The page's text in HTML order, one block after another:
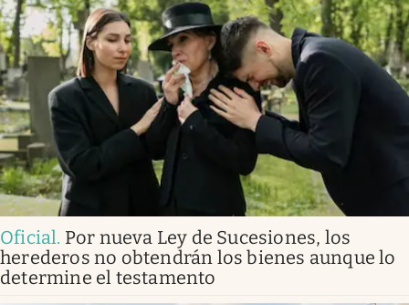
Oficial. Por nueva Ley de Sucesiones, los
herederos no obtendrán los bienes aunque lo
determine el testamento